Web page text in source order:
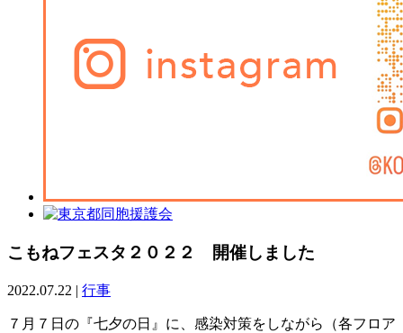
こもねフェスタ２０２２ 開催しました
2022.07.22 | 行事
７月７日の『七夕の日』に、感染対策をしながら（各フロア